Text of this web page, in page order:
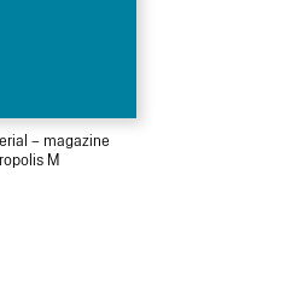
– magazine
M